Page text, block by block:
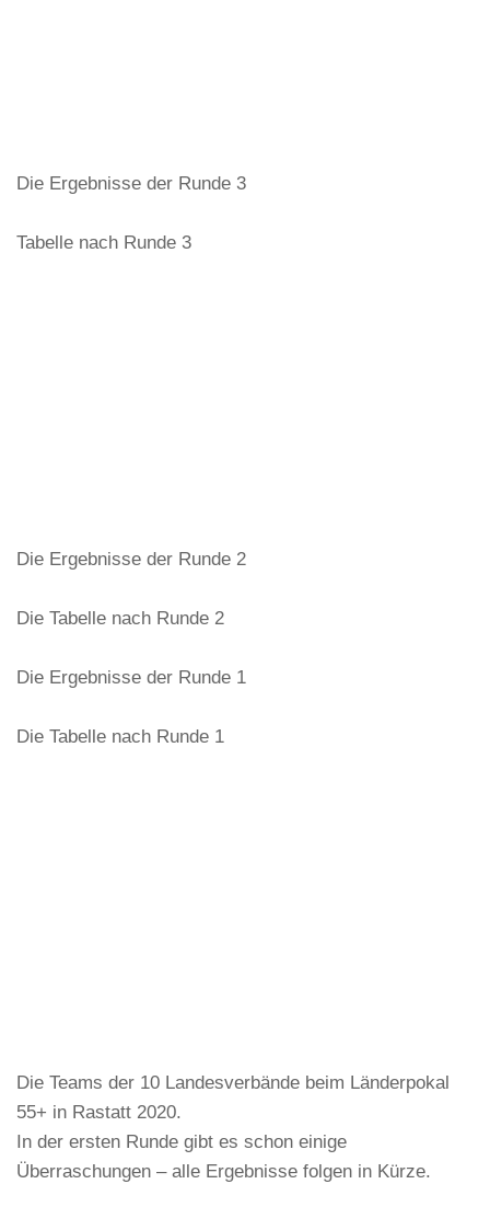
Die Ergebnisse der Runde 3
Tabelle nach Runde 3
Die Ergebnisse der Runde 2
Die Tabelle nach Runde 2
Die Ergebnisse der Runde 1
Die Tabelle nach Runde 1
Die Teams der 10 Landesverbände beim Länderpokal
55+ in Rastatt 2020.
In der ersten Runde gibt es schon einige
Überraschungen – alle Ergebnisse folgen in Kürze.